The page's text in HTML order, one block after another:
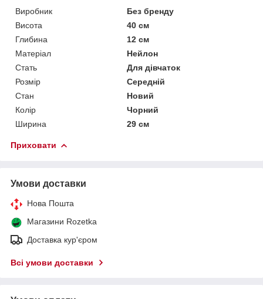
Виробник
Без бренду
Висота
40 см
Глибина
12 см
Матеріал
Нейлон
Стать
Для дівчаток
Розмір
Середній
Стан
Новий
Колір
Чорний
Ширина
29 см
Приховати
Умови доставки
Нова Пошта
Магазини Rozetka
Доставка кур'єром
Всі умови доставки